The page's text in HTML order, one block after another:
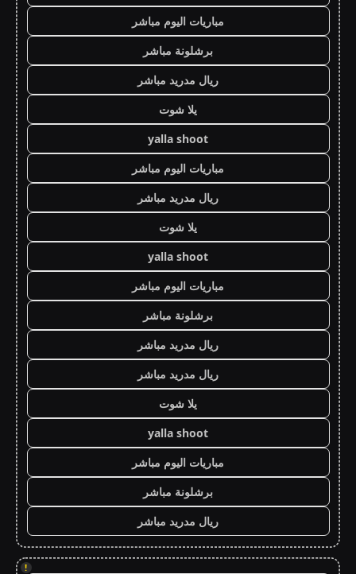
مباريات اليوم مباشر
برشلونة مباشر
ريال مدريد مباشر
يلا شوت
yalla shoot
مباريات اليوم مباشر
ريال مدريد مباشر
يلا شوت
yalla shoot
مباريات اليوم مباشر
برشلونة مباشر
ريال مدريد مباشر
ريال مدريد مباشر
يلا شوت
yalla shoot
مباريات اليوم مباشر
برشلونة مباشر
ريال مدريد مباشر
!